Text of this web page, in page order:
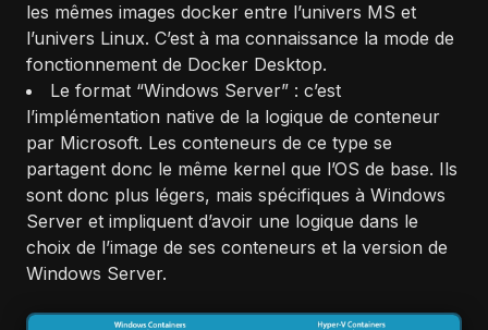
les mêmes images docker entre l’univers MS et
l’univers Linux. C’est à ma connaissance la mode de
fonctionnement de Docker Desktop.
Le format “Windows Server” : c’est
l’implémentation native de la logique de conteneur
par Microsoft. Les conteneurs de ce type se
partagent donc le même kernel que l’OS de base. Ils
sont donc plus légers, mais spécifiques à Windows
Server et impliquent d’avoir une logique dans le
choix de l’image de ses conteneurs et la version de
Windows Server.